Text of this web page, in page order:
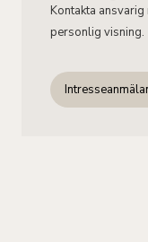
Kontakta
personlig visning.